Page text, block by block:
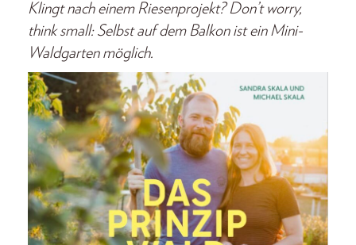
Klingt nach einem Riesenprojekt? Don’t worry,
think small: Selbst auf dem Balkon ist ein Mini-
Waldgarten möglich.